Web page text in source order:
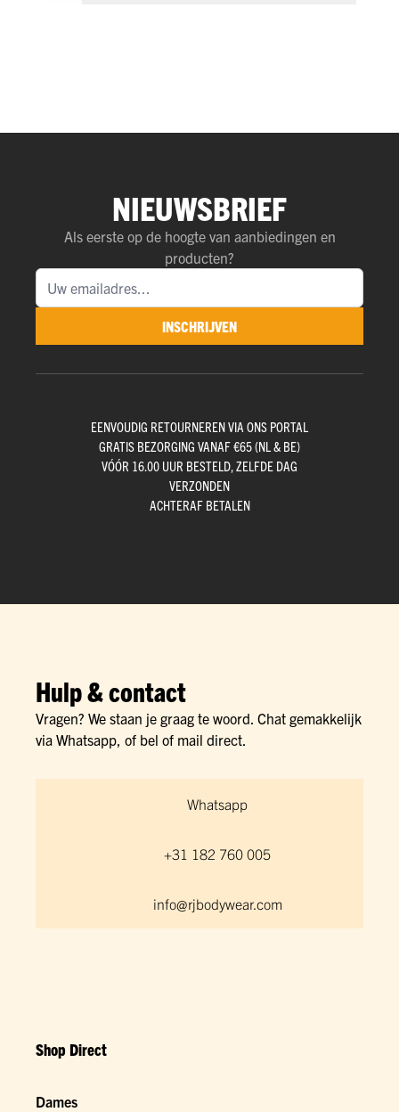
NIEUWSBRIEF
Als eerste op de hoogte van aanbiedingen en
producten?
INSCHRIJVEN
EENVOUDIG RETOURNEREN VIA ONS PORTAL
GRATIS BEZORGING VANAF €65 (NL & BE)
VÓÓR 16.00 UUR BESTELD, ZELFDE DAG
VERZONDEN
ACHTERAF BETALEN
Hulp & contact
Vragen? We staan je graag te woord. Chat gemakkelijk
via Whatsapp, of bel of mail direct.
Whatsapp
+31 182 760 005
info@rjbodywear.com
Shop Direct
Dames